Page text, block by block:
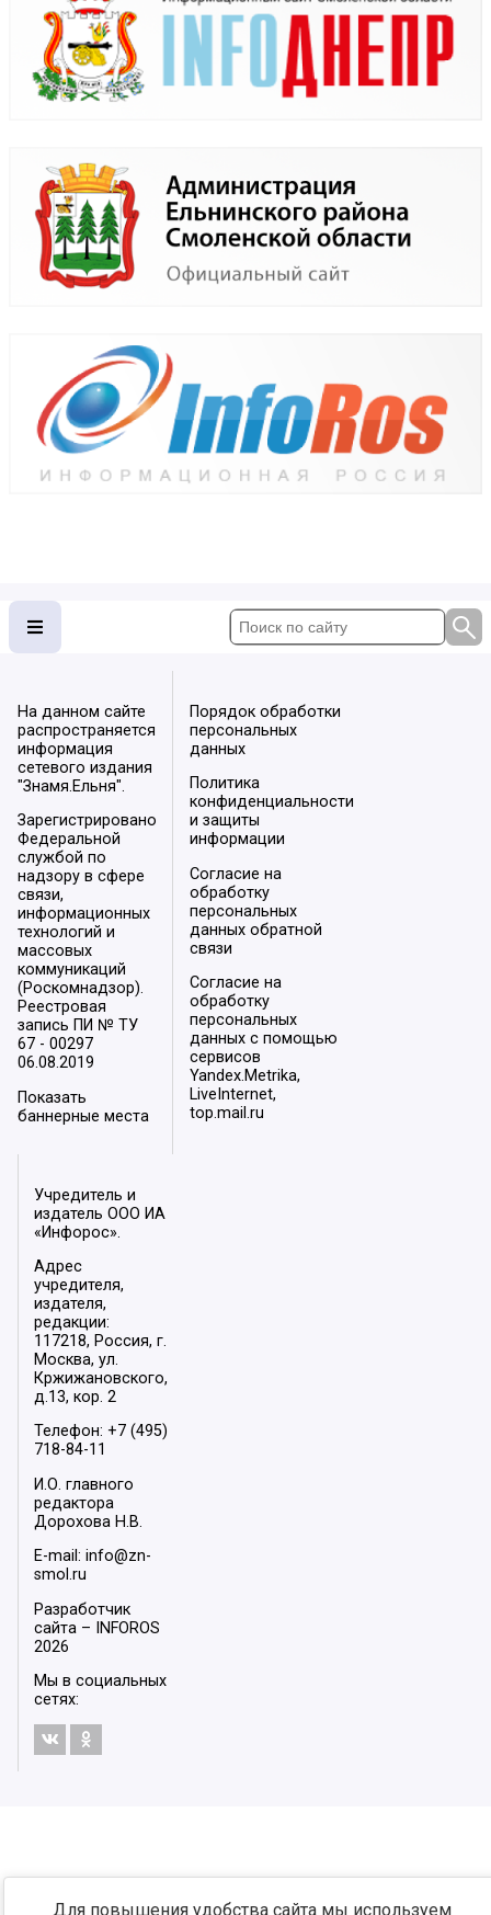
На данном сайте
распространяется
информация
сетевого издания
"Знамя.Ельня".
Зарегистрировано
Федеральной
службой по
надзору в сфере
связи,
информационных
технологий и
массовых
коммуникаций
(Роскомнадзор).
Реестровая
запись ПИ № ТУ
67 - 00297
06.08.2019
Показать
баннерные места
Порядок обработки
персональных
данных
Политика
конфиденциальности
и защиты
информации
Согласие на
обработку
персональных
данных обратной
связи
Согласие на
обработку
персональных
данных с помощью
сервисов
Yandex.Metrika,
LiveInternet,
top.mail.ru
Учредитель и
издатель ООО ИА
«Инфорос».
Адрес
учредителя,
издателя,
редакции:
117218, Россия, г.
Москва, ул.
Кржижановского,
д.13, кор. 2
Телефон: +7 (495)
718-84-11
И.О. главного
редактора
Дорохова Н.В.
E-mail: info@zn-
smol.ru
Разработчик
сайта –
INFOROS
2026
Мы в социальных
сетях:
Для повышения удобства сайта мы используем